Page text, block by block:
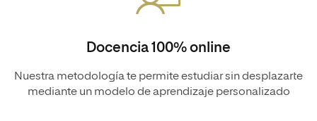
Docencia 100% online
Nuestra metodología te permite estudiar sin desplazarte
mediante un modelo de aprendizaje personalizado